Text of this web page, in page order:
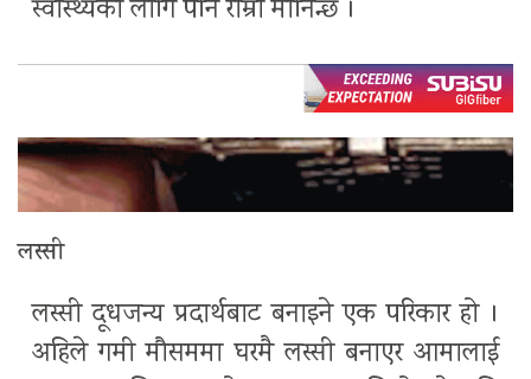
स्वास्थ्यका लागि पनि राम्रो मानिन्छ ।
लस्सी
लस्सी दूधजन्य प्रदार्थबाट बनाइने एक परिकार हो ।
अहिले गमी मौसममा घरमै लस्सी बनाएर आमालाई